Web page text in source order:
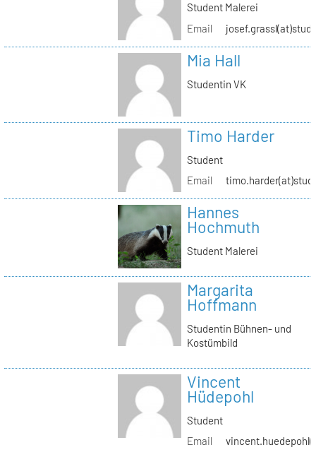
Student Malerei
Email
Mia Hall
Studentin VK
Timo Harder
Student
Email
Hannes
Hochmuth
Student Malerei
Margarita
Hoffmann
Studentin Bühnen- und
Kostümbild
Vincent
Hüdepohl
Student
Email